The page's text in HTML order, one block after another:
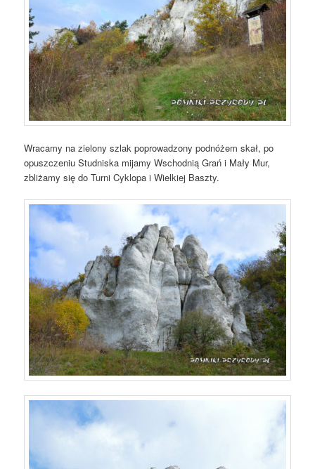
Wracamy na zielony szlak poprowadzony podnóżem skał, po
opuszczeniu Studniska mijamy Wschodnią Grań i Mały Mur,
zbliżamy się do Turni Cyklopa i Wielkiej Baszty.